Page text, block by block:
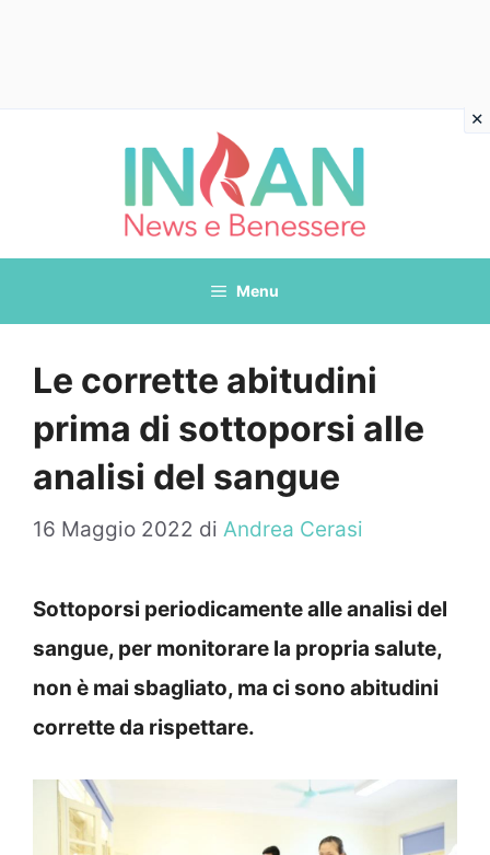
Menu
Le corrette abitudini
prima di sottoporsi alle
analisi del sangue
16 Maggio 2022 di Andrea Cerasi
Sottoporsi periodicamente alle analisi del
sangue, per monitorare la propria salute,
non è mai sbagliato, ma ci sono abitudini
corrette da rispettare.